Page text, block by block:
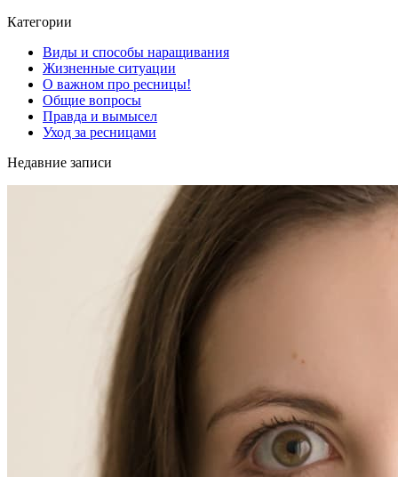
Категории
Виды и способы наращивания
Жизненные ситуации
О важном про ресницы!
Общие вопросы
Правда и вымысел
Уход за ресницами
Недавние записи